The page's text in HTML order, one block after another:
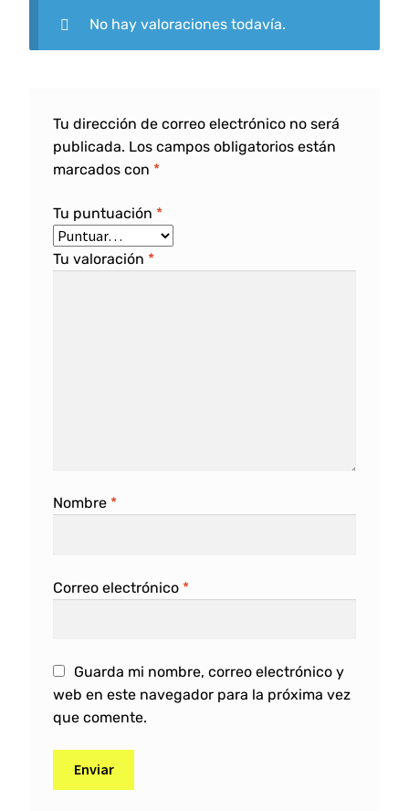
No hay valoraciones todavía.
Tu dirección de correo electrónico no será
publicada. Los campos obligatorios están
marcados con *
Tu puntuación *
Tu valoración *
Nombre *
Correo electrónico *
Guarda mi nombre, correo electrónico y
web en este navegador para la próxima vez
que comente.